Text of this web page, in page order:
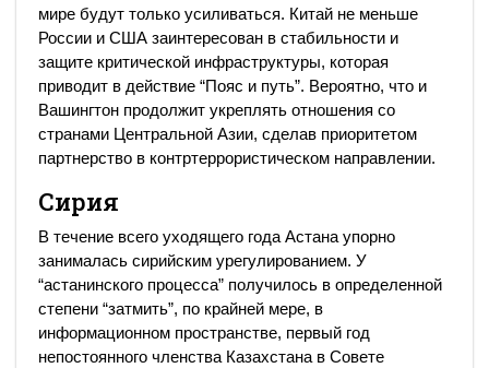
мире будут только усиливаться. Китай не меньше
России и США заинтересован в стабильности и
защите критической инфраструктуры, которая
приводит в действие “Пояс и путь”. Вероятно, что и
Вашингтон продолжит укреплять отношения со
странами Центральной Азии, сделав приоритетом
партнерство в контртеррористическом направлении.
Сирия
В течение всего уходящего года Астана упорно
занималась сирийским урегулированием. У
“астанинского процесса” получилось в определенной
степени “затмить”, по крайней мере, в
информационном пространстве, первый год
непостоянного членства Казахстана в Совете